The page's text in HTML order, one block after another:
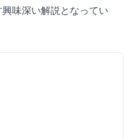
味深い解説となってい